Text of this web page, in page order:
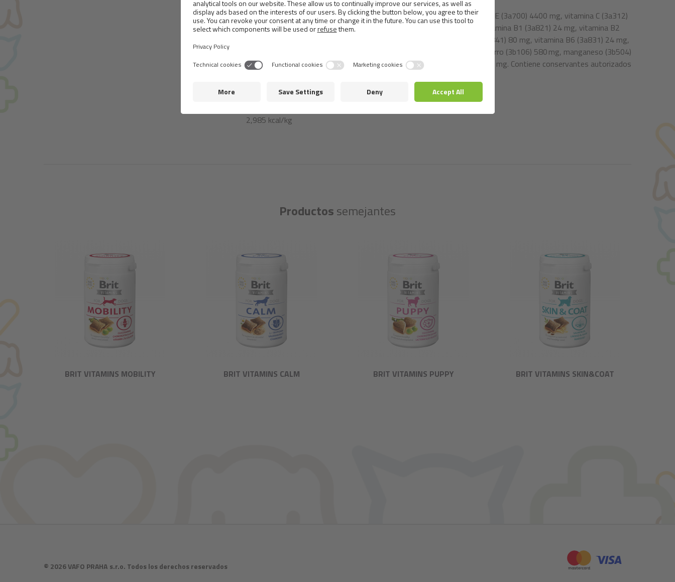
vitamina A (3a672a) 200000 IU, vitamina D3 (3a671) 12600 IU, vitamina E (3a700) 4400 mg, vitamina C (3a312)
5000 mg, cloruro de colina (3a890) 4800 mg, biotina (3a880) 4,8 mg, vitamina B1 (3a821) 24 mg, vitamina B2
(3a825i) 30 mg, niacinamida (3a315) 120 mg, D-pantotenato cálcico (3a841) 80 mg, vitamina B6 (3a831) 24 mg,
ácido fólico (3a316) 4 mg, vitamina B12 0,3 mg, zinc (3b606) 665 mg, hierro (3b106) 580 mg, manganeso (3b504)
285 mg, yodo (3b201) 5,2 mg, cobre (3b406) 100 mg, selenio (3b810) 1,3 mg. Contiene conservantes autorizados
Metabolizable energy:
2,985 kcal/kg
Productossemejantes
BRIT VITAMINS MOBILITY BRIT VITAMINS CALM BRIT VITAMINS PUPPY BRIT VITAMINS SKIN&COAT
© 2026 VAFO PRAHA s.r.o. Todos los derechos reservados